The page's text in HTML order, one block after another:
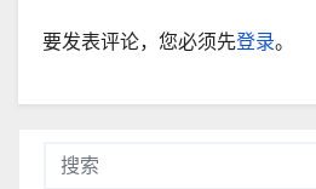
要发表评论，您必须先登录。